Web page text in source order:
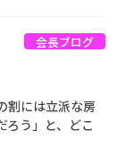
会長ブログ
割には立派な房
ろう」と、どこ